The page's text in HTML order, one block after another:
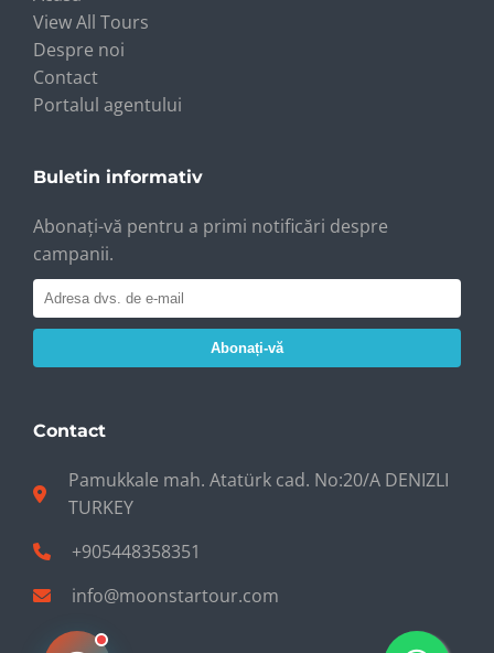
View All Tours
Despre noi
Contact
Portalul agentului
Buletin informativ
Abonați-vă pentru a primi notificări despre
campanii.
Abonați-vă
Contact
Pamukkale mah. Atatürk cad. No:20/A DENIZLI
TURKEY
+905448358351
info@moonstartour.com